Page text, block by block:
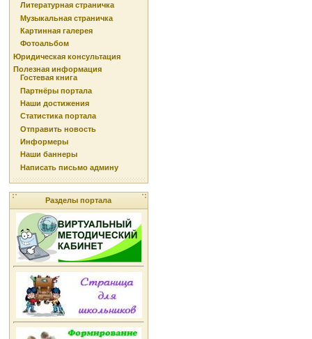
Литературная страничка
Музыкальная страничка
Картинная галерея
Фотоальбом
Юридическая консультация
Полезная информация
Гостевая книга
Партнёры портала
Наши достижения
Статистика портала
Отправить новость
Информеры
Наши баннеры
Написать письмо админу
Разделы портала